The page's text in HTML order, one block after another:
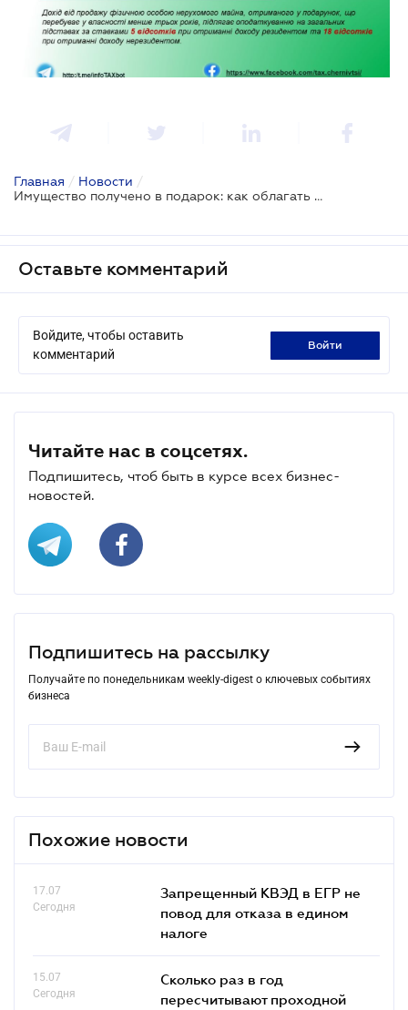
Главная / Новости /
Имущество получено в подарок: как облагать налогом его продажу
Оставьте комментарий
Войдите, чтобы оставить
комментарий
войти
Читайте нас в соцсетях.
Подпишитесь, чтоб быть в курсе всех бизнес-
новостей.
Подпишитесь на рассылку
Получайте по понедельникам weekly-digest о ключевых событиях
бизнеса
Похожие новости
17.07
Сегодня
Запрещенный КВЭД в ЕГР не
повод для отказа в едином
налоге
15.07
Сегодня
Сколько раз в год
пересчитывают проходной